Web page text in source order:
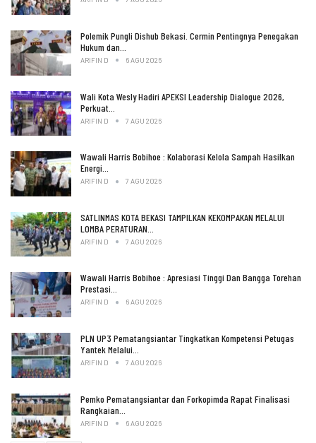
Polemik Pungli Dishub Bekasi. Cermin Pentingnya Penegakan
Hukum dan…
ARIFIN D 6 AGU 2026
Wali Kota Wesly Hadiri APEKSI Leadership Dialogue 2026,
Perkuat…
ARIFIN D 7 AGU 2026
Wawali Harris Bobihoe : Kolaborasi Kelola Sampah Hasilkan
Energi…
ARIFIN D 7 AGU 2026
SATLINMAS KOTA BEKASI TAMPILKAN KEKOMPAKAN MELALUI
LOMBA PERATURAN…
ARIFIN D 7 AGU 2026
Wawali Harris Bobihoe : Apresiasi Tinggi Dan Bangga Torehan
Prestasi…
ARIFIN D 6 AGU 2026
PLN UP3 Pematangsiantar Tingkatkan Kompetensi Petugas
Yantek Melalui…
ARIFIN D 7 AGU 2026
Pemko Pematangsiantar dan Forkopimda Rapat Finalisasi
Rangkaian…
ARIFIN D 6 AGU 2026